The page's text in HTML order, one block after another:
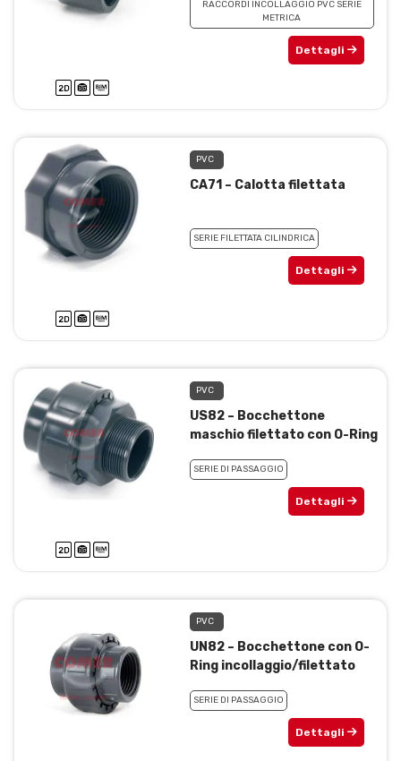
RACCORDI INCOLLAGGIO PVC SERIE
METRICA
Dettagli
PVC
CA71 – Calotta filettata
SERIE FILETTATA CILINDRICA
Dettagli
PVC
US82 – Bocchettone
maschio filettato con O-Ring
SERIE DI PASSAGGIO
Dettagli
PVC
UN82 – Bocchettone con O-
Ring incollaggio/filettato
SERIE DI PASSAGGIO
Dettagli